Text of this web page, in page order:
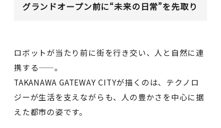
グランドオープン前に“未来の日常”を先取り
ロボットが当たり前に街を行き交い、人と自然に連
携する——。
TAKANAWA GATEWAY CITYが描くのは、テクノロ
ジーが生活を支えながらも、人の豊かさを中心に据
えた都市の姿です。